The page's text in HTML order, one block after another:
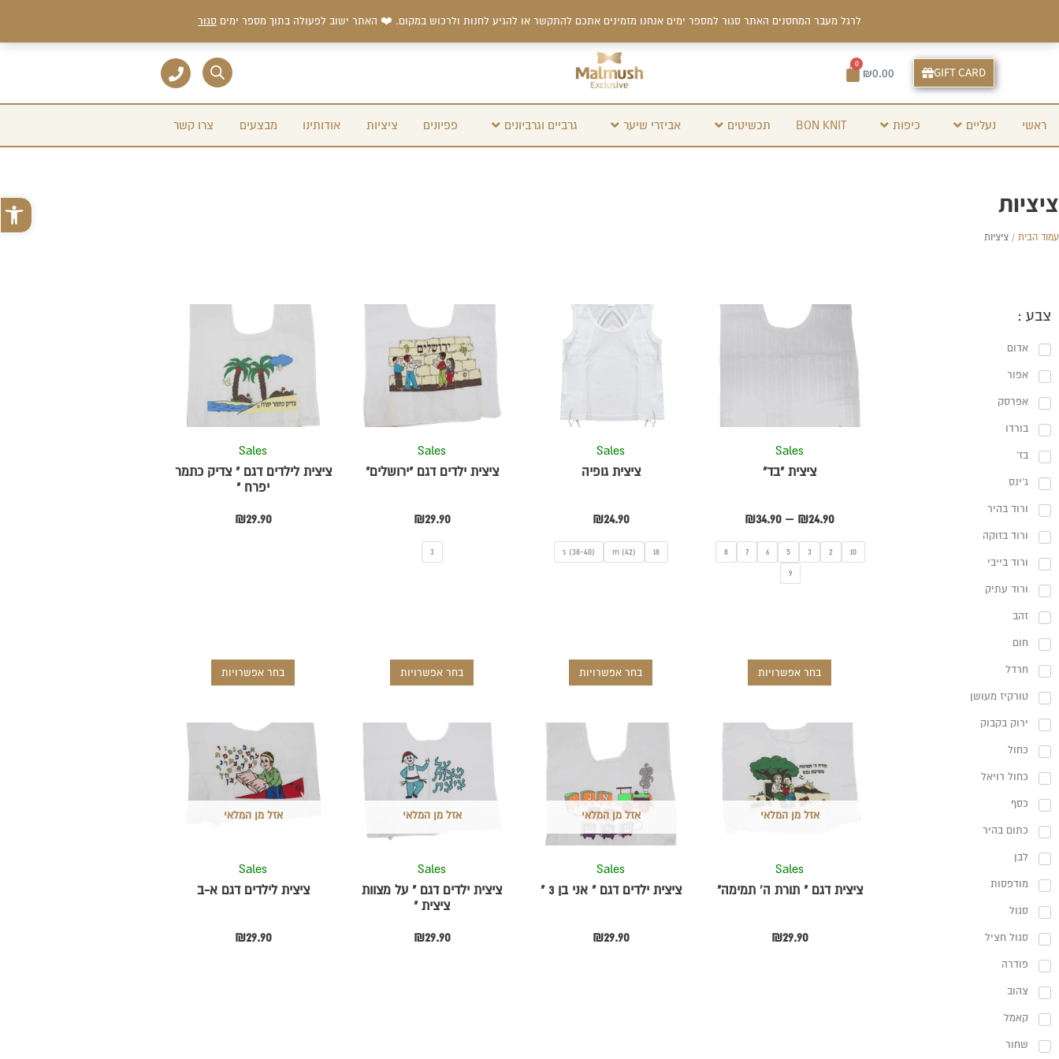
פתח
לרגל מעבר המחסנים האתר סגור למספר ימים אנחנו מזמינים אתכם להתקשר או להגיע לחנות ולרכוש במקום. ❤️ האתר ישוב לפעולה בתוך מספר ימים סגור
GIFT CARD
₪0.00
0
עגלת
ראשי נעליים כיפות BON KNIT תכשיטים אביזרי שיער גרביים וגרביונים פפיונים ציציות אודותינו מבצעים צרו קשר
ציציות
עמוד הבית / ציציות
צבע :
אדום
אפור
אפרסק
בורדו
בז'
ג'ינס
ורוד בהיר
ורוד בזוקה
ורוד בייבי
ורוד עתיק
זהב
חום
חרדל
טורקיז מעושן
ירוק בקבוק
כחול
כחול רויאל
כסף
כתום בהיר
לבן
מודפסות
סגול
סגול חציל
פודרה
צהוב
קאמל
שחור
Sales
ציצית "בד"
₪24.90
–
₪34.90
10
2
3
5
6
7
8
9
בחר אפשרויות
לבחור
Sales
ציצית גופיה
₪24.90
18
m (42)
s (38-40)
בחר אפשרויות
לבחור
Sales
ציצית ילדים דגם "ירושלים"
₪29.90
3
בחר אפשרויות
יש
מספר
סוגים.
לבחור
האפשרויות
Sales
ציצית לילדים דגם " צדיק כתמר
יפרח "
₪29.90
בחר אפשרויות
ניתן
לבחור
אזל מן המלאי
Sales
ציצית דגם " תורת ה' תמימה"
₪29.90
האפשרויות
אזל מן המלאי
Sales
ציצית ילדים דגם " אני בן 3 "
₪29.90
אזל מן המלאי
Sales
ציצית ילדים דגם " על מצוות
ציצית "
₪29.90
אזל מן המלאי
Sales
ציצית לילדים דגם א-ב
₪29.90